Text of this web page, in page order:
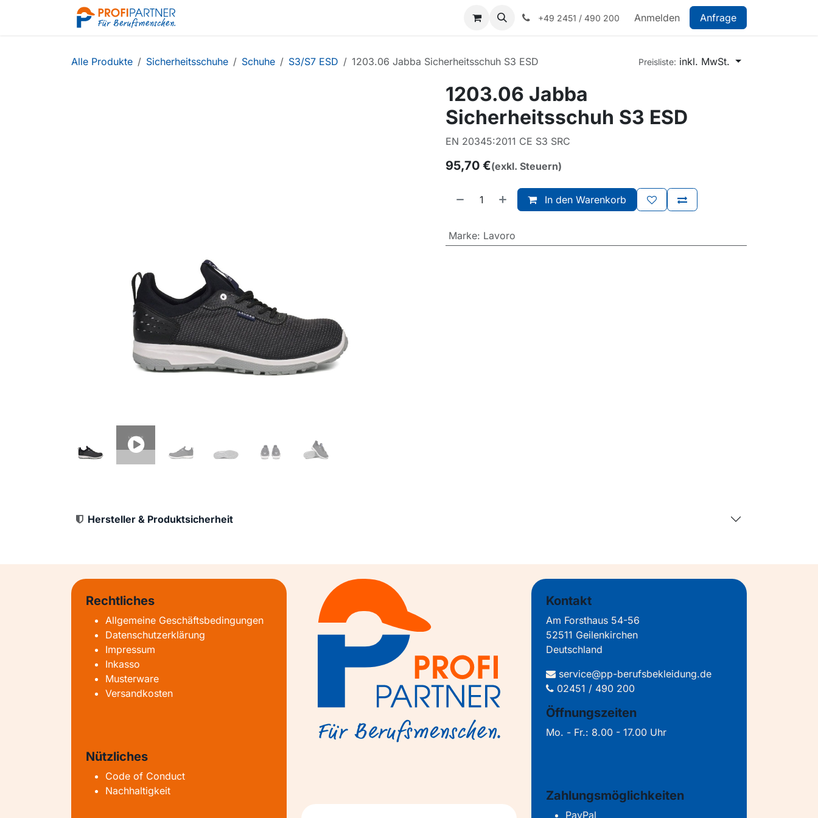
Zum Inhalt springen
+49 2451 / 490 200 Anmelden Anfrage
Alle Produkte Sicherheitsschuhe Schuhe S3/S7 ESD 1203.06 Jabba Sicherheitsschuh S3 ESD Preisliste: inkl. MwSt.
1203.06 Jabba
Sicherheitsschuh S3 ESD
EN 20345:2011 CE S3 SRC
95,70 €(exkl. Steuern)
In den Warenkorb
Marke: Lavoro
Hersteller & Produktsicherheit
Rechtliches
Allgemeine Geschäftsbedingungen
Datenschutzerklärung
Impressum
Inkasso
Musterware
Versandkosten
Nützliches
Code of Conduct
Nachhaltigkeit
Kontakt
Am Forsthaus 54-56
52511 Geilenkirchen
Deutschland
service@pp-berufsbekleidung.de
02451 / 490 200
Öffnungszeiten
Mo. - Fr.: 8.00 - 17.00 Uhr
Zahlungsmöglichkeiten
PayPal